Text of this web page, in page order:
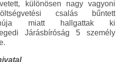
különösen nagy vagyoni
csalás bűntett
miatt hallgattak ki
Járásbíróság 5 személy